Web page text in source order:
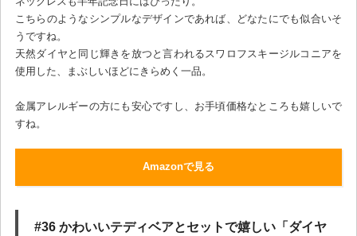
こちらのようなシンプルなデザインであれば、どなたにでも似合いそ
うですね。
天然ダイヤと同じ輝きを放つと言われるスワロフスキージルコニアを
使用した、まぶしいほどにきらめく一品。
金属アレルギーの方にも安心ですし、お手頃価格なところも嬉しいで
すね。
Amazonで見る
#36 かわいいテディベアとセットで嬉しい「ダイヤ